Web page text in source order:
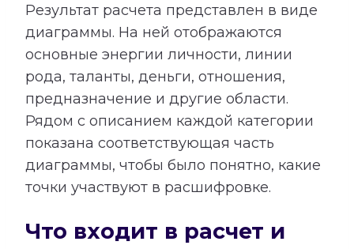
Результат расчета представлен в виде
диаграммы. На ней отображаются
основные энергии личности, линии
рода, таланты, деньги, отношения,
предназначение и другие области.
Рядом с описанием каждой категории
показана соответствующая часть
диаграммы, чтобы было понятно, какие
точки участвуют в расшифровке.
Что входит в расчет и